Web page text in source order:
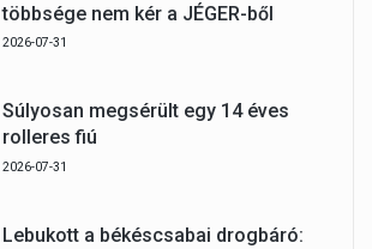
többsége nem kér a JÉGER-ből
2026-07-31
Súlyosan megsérült egy 14 éves
rolleres fiú
2026-07-31
Lebukott a békéscsabai drogbáró: